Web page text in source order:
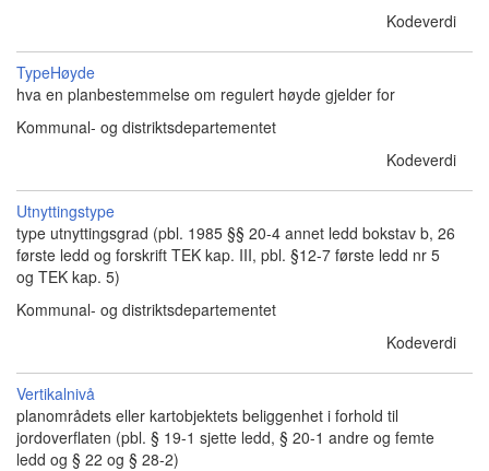
Kodeverdi
TypeHøyde
hva en planbestemmelse om regulert høyde gjelder for
Kommunal- og distriktsdepartementet
Kodeverdi
Utnyttingstype
type utnyttingsgrad (pbl. 1985 §§ 20-4 annet ledd bokstav b, 26
første ledd og forskrift TEK kap. III, pbl. §12-7 første ledd nr 5
og TEK kap. 5)
Kommunal- og distriktsdepartementet
Kodeverdi
Vertikalnivå
planområdets eller kartobjektets beliggenhet i forhold til
jordoverflaten (pbl. § 19-1 sjette ledd, § 20-1 andre og femte
ledd og § 22 og § 28-2)